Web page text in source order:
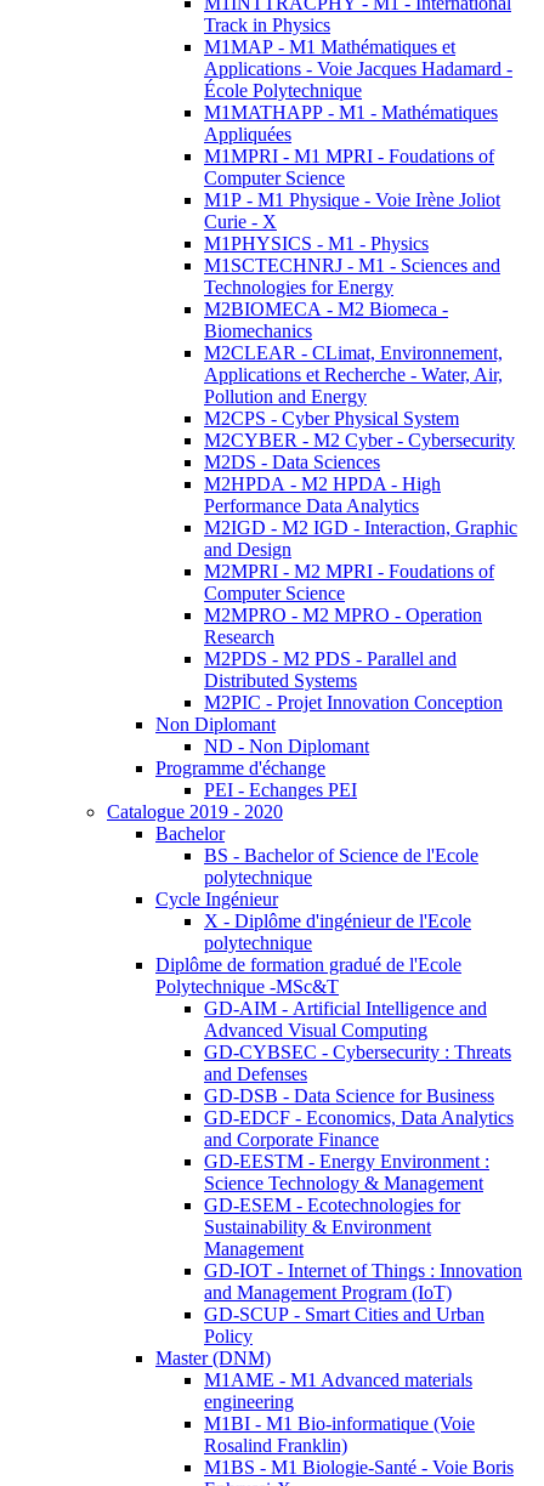
Track in Physics
M1MAP - M1 Mathématiques et
Applications - Voie Jacques Hadamard -
École Polytechnique
M1MATHAPP - M1 - Mathématiques
Appliquées
M1MPRI - M1 MPRI - Foudations of
Computer Science
M1P - M1 Physique - Voie Irène Joliot
Curie - X
M1PHYSICS - M1 - Physics
M1SCTECHNRJ - M1 - Sciences and
Technologies for Energy
M2BIOMECA - M2 Biomeca -
Biomechanics
M2CLEAR - CLimat, Environnement,
Applications et Recherche - Water, Air,
Pollution and Energy
M2CPS - Cyber Physical System
M2CYBER - M2 Cyber - Cybersecurity
M2DS - Data Sciences
M2HPDA - M2 HPDA - High
Performance Data Analytics
M2IGD - M2 IGD - Interaction, Graphic
and Design
M2MPRI - M2 MPRI - Foudations of
Computer Science
M2MPRO - M2 MPRO - Operation
Research
M2PDS - M2 PDS - Parallel and
Distributed Systems
M2PIC - Projet Innovation Conception
Non Diplomant
ND - Non Diplomant
Programme d'échange
PEI - Echanges PEI
Catalogue 2019 - 2020
Bachelor
BS - Bachelor of Science de l'Ecole
polytechnique
Cycle Ingénieur
X - Diplôme d'ingénieur de l'Ecole
polytechnique
Diplôme de formation gradué de l'Ecole
Polytechnique -MSc&T
GD-AIM - Artificial Intelligence and
Advanced Visual Computing
GD-CYBSEC - Cybersecurity : Threats
and Defenses
GD-DSB - Data Science for Business
GD-EDCF - Economics, Data Analytics
and Corporate Finance
GD-EESTM - Energy Environment :
Science Technology & Management
GD-ESEM - Ecotechnologies for
Sustainability & Environment
Management
GD-IOT - Internet of Things : Innovation
and Management Program (IoT)
GD-SCUP - Smart Cities and Urban
Policy
Master (DNM)
M1AME - M1 Advanced materials
engineering
M1BI - M1 Bio-informatique (Voie
Rosalind Franklin)
M1BS - M1 Biologie-Santé - Voie Boris